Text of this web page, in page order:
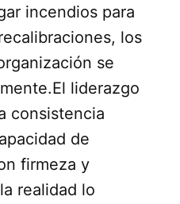
incendios para
los
se
liderazgo
consistencia
de
firmeza y
realidad lo